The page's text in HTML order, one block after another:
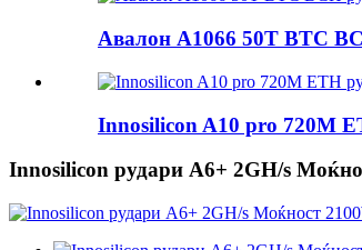
Авалон A1066 50T BTC
Innosilicon A10 pro 720M
Innosilicon рудари A6+ 2GH/s